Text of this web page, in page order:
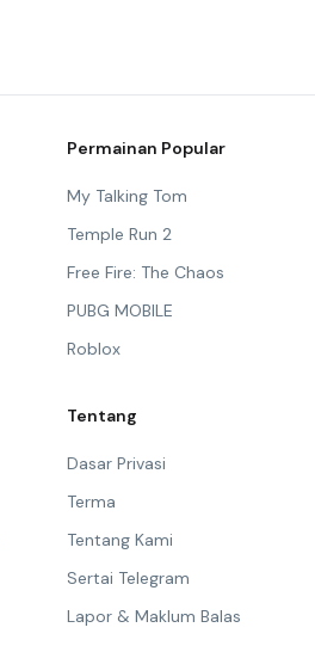
Permainan Popular
My Talking Tom
Temple Run 2
Free Fire: The Chaos
PUBG MOBILE
Roblox
Tentang
Dasar Privasi
Terma
Tentang Kami
Sertai Telegram
Lapor & Maklum Balas